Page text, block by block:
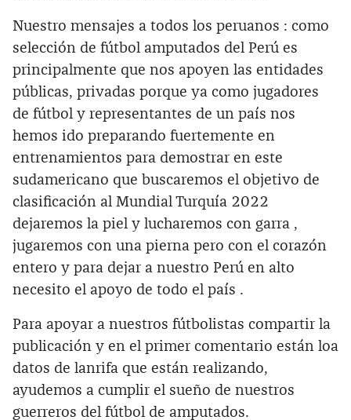
Nuestro mensajes a todos los peruanos : como
selección de fútbol amputados del Perú es
principalmente que nos apoyen las entidades
públicas, privadas porque ya como jugadores
de fútbol y representantes de un país nos
hemos ido preparando fuertemente en
entrenamientos para demostrar en este
sudamericano que buscaremos el objetivo de
clasificación al Mundial Turquía 2022
dejaremos la piel y lucharemos con garra ,
jugaremos con una pierna pero con el corazón
entero y para dejar a nuestro Perú en alto
necesito el apoyo de todo el país .
Para apoyar a nuestros fútbolistas compartir la
publicación y en el primer comentario están loa
datos de lanrifa que están realizando,
ayudemos a cumplir el sueño de nuestros
guerreros del fútbol de amputados.